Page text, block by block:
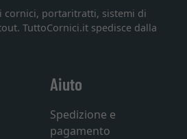
cornici, portaritratti, sistemi di
TuttoCornici.it spedisce dalla
Aiuto
Spedizione e
pagamento